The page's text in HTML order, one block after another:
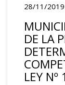
28/11/2019
DE LA
LEY